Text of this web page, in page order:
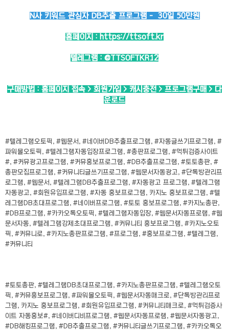
N사 키워드 관심자 DB추출 프로그램 - 30일 50만원
홈페이지 : https://ttsoft.kr
텔레그램 : @TTSOFTKR12
구매방법 : 홈페이지 접속 > 회원가입 > 캐시충전 > 프로그램구매 > 다
운로드
#텔레그램오토픽, #웹문서, #네이버DB추출프로그램, #자동글쓰기프로그램, #
파워볼오토픽, #텔레그램자동입장프로그램, #총판프로그램, #먹튀검증사이트
#, #커뮤광고프로그램, #커뮤홍보프로그램, #DB추출프로그램, #토토총판, #
총판모집프로그램, #커뮤니티글쓰기프로그램, #웹문서자동광고, #단톡방관리프
로그램, #웹문서, #텔레그램DB추출프로그램, #자동광고 프로그램, #텔레그램
자동광고, #회원유입프로그램, #자동 홍보프로그램, 카지노 홍보프로그램, #텔
레그램DB초대프로그램, #네이버프로그램, #토토 홍보프로그램, #카지노총판,
#DB프로그램, #카카오톡오토픽, #텔레그램자동입장, #웹문서자동프로램, #웹
문서자동, #텔레그램강제초대프로그램, #커뮤니티 홍보프로그램, #카지노오토
픽, #커뮤니로, #카지노총판프로그램, #프로그램, #홍보프로그램, #텔레그램,
#커뮤니티
#토토총판, #텔레그램DB초대프로그램, #카지노총판프로그램, #텔레그램오토
픽, #커뮤홍보프로그램, #파워볼오토픽, #웹문서자동매크로, #단톡방관리프로
그램, 카지노 홍보프로그램, #회원유입프로그램, #커뮤니티매크로, #먹튀검증사
이트 자동홍보#, #네이버디비프로그램, #웹문서자동프로램, #웹문서자동광고,
#DB해킹프로그램, #DB추출프로그램, #커뮤니티글쓰기프로그램, #카카오톡오